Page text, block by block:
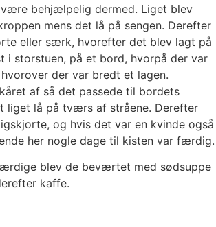
behjælpelig dermed. Liget blev
mens det lå på sengen. Derefter
eller særk, hvorefter det blev lagt på
i storstuen, på et bord, hvorpå der var
der var bredt et lagen.
af så det passede til bordets
liget lå på tværs af stråene. Derefter
og hvis det var en kvinde også
her nogle dage til kisten var færdig.
blev de beværtet med sødsuppe
kaffe.